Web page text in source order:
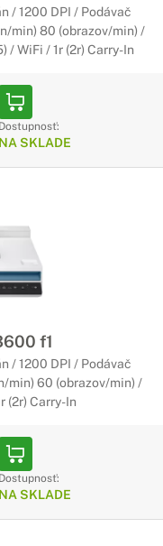
/ 1200 DPI / Podávač
min) 80 (obrazov/min) /
/ WiFi / 1r (2r) Carry-In
Dostupnosť:
NA SKLADE
f1
/ 1200 DPI / Podávač
min) 60 (obrazov/min) /
(2r) Carry-In
Dostupnosť:
NA SKLADE